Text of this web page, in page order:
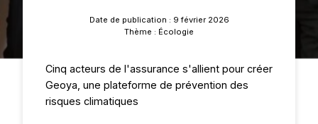
Date de publication : 9 février 2026
Thème : Écologie
Cinq acteurs de l'assurance s'allient pour créer
Geoya, une plateforme de prévention des
risques climatiques